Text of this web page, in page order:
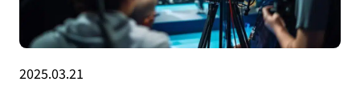
2025.03.21